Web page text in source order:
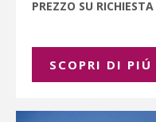
PREZZO SU RICHIESTA
SCOPRI DI PIÚ